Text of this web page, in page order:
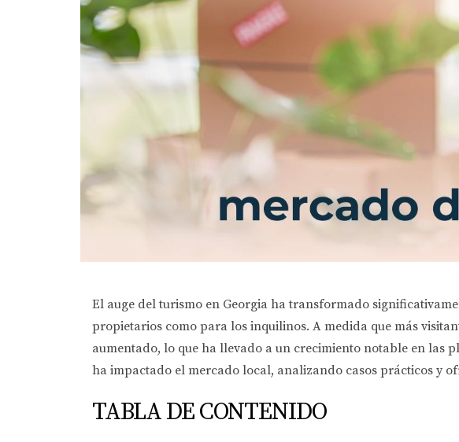
El auge del turismo en Georgia ha transformado
propietarios como para los inquilinos. A medida que más
aumentado, lo que ha llevado a un crecimiento notable en las
ha impactado el mercado local, analizando casos prácticos y
TABLA DE CONTENIDO